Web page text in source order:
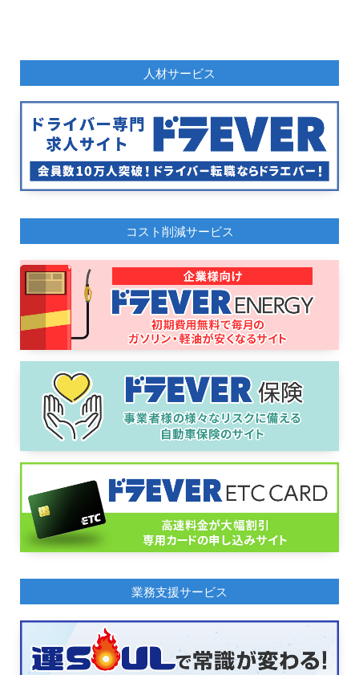
人材サービス
コスト削減サービス
業務支援サービス